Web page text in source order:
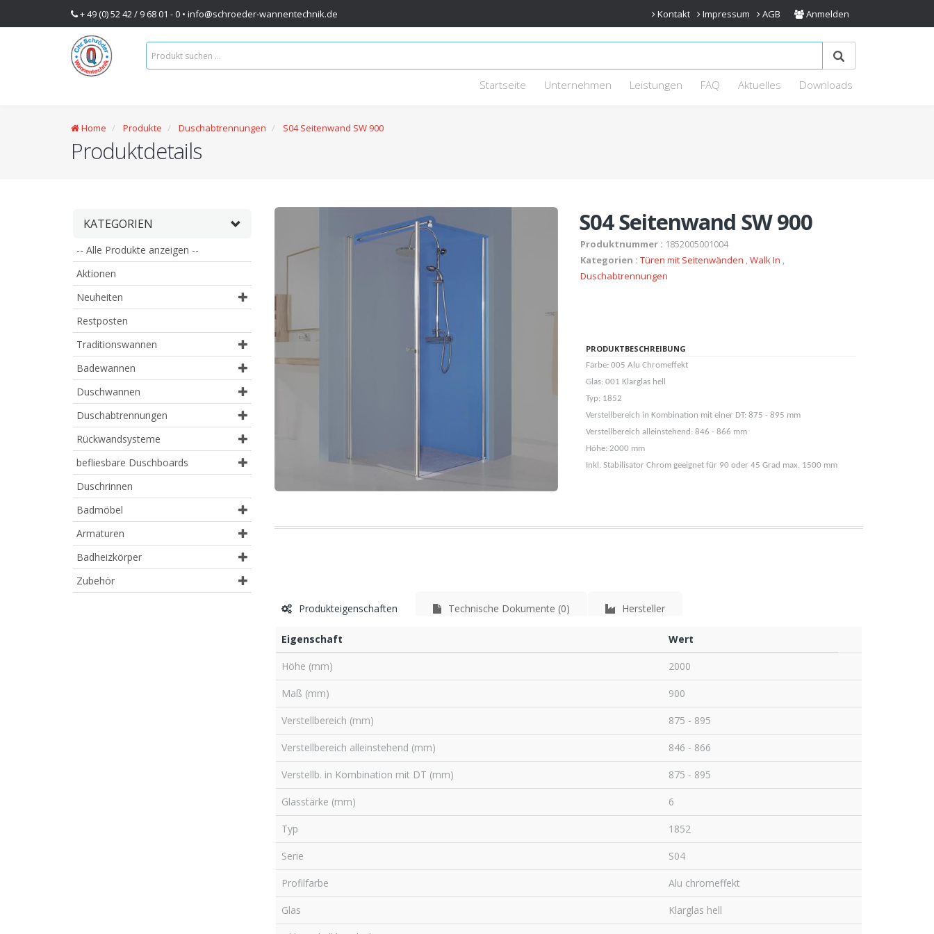
+ 49 (0) 52 42 / 9 68 01 - 0 • info@schroeder-wannentechnik.de Anmelden
AGB
Impressum
Kontakt
Startseite Unternehmen Leistungen FAQ Aktuelles Downloads
Home Produkte Duschabtrennungen S04 Seitenwand SW 900
Produktdetails
KATEGORIEN
-- Alle Produkte anzeigen --
Aktionen
Neuheiten
Restposten
Traditionswannen
Badewannen
Duschwannen
Duschabtrennungen
Rückwandsysteme
befliesbare Duschboards
Duschrinnen
Badmöbel
Armaturen
Badheizkörper
Zubehör
S04 Seitenwand SW 900
Produktnummer : 1852005001004
Kategorien : Türen mit Seitenwänden ,Walk In ,
Duschabtrennungen
PRODUKTBESCHREIBUNG
Farbe: 005 Alu Chromeffekt
Glas: 001 Klarglas hell
Typ: 1852
Verstellbereich in Kombination mit einer DT: 875 - 895 mm
Verstellbereich alleinstehend: 846 - 866 mm
Höhe: 2000 mm
Inkl. Stabilisator Chrom geeignet für 90 oder 45 Grad max. 1500 mm
Produkteigenschaften Technische Dokumente (0) Hersteller
Eigenschaft Wert
Höhe (mm) 2000
Maß (mm) 900
Verstellbereich (mm) 875 - 895
Verstellbereich alleinstehend (mm) 846 - 866
Verstellb. in Kombination mit DT (mm) 875 - 895
Glasstärke (mm) 6
Typ 1852
Serie S04
Profilfarbe Alu chromeffekt
Glas Klarglas hell